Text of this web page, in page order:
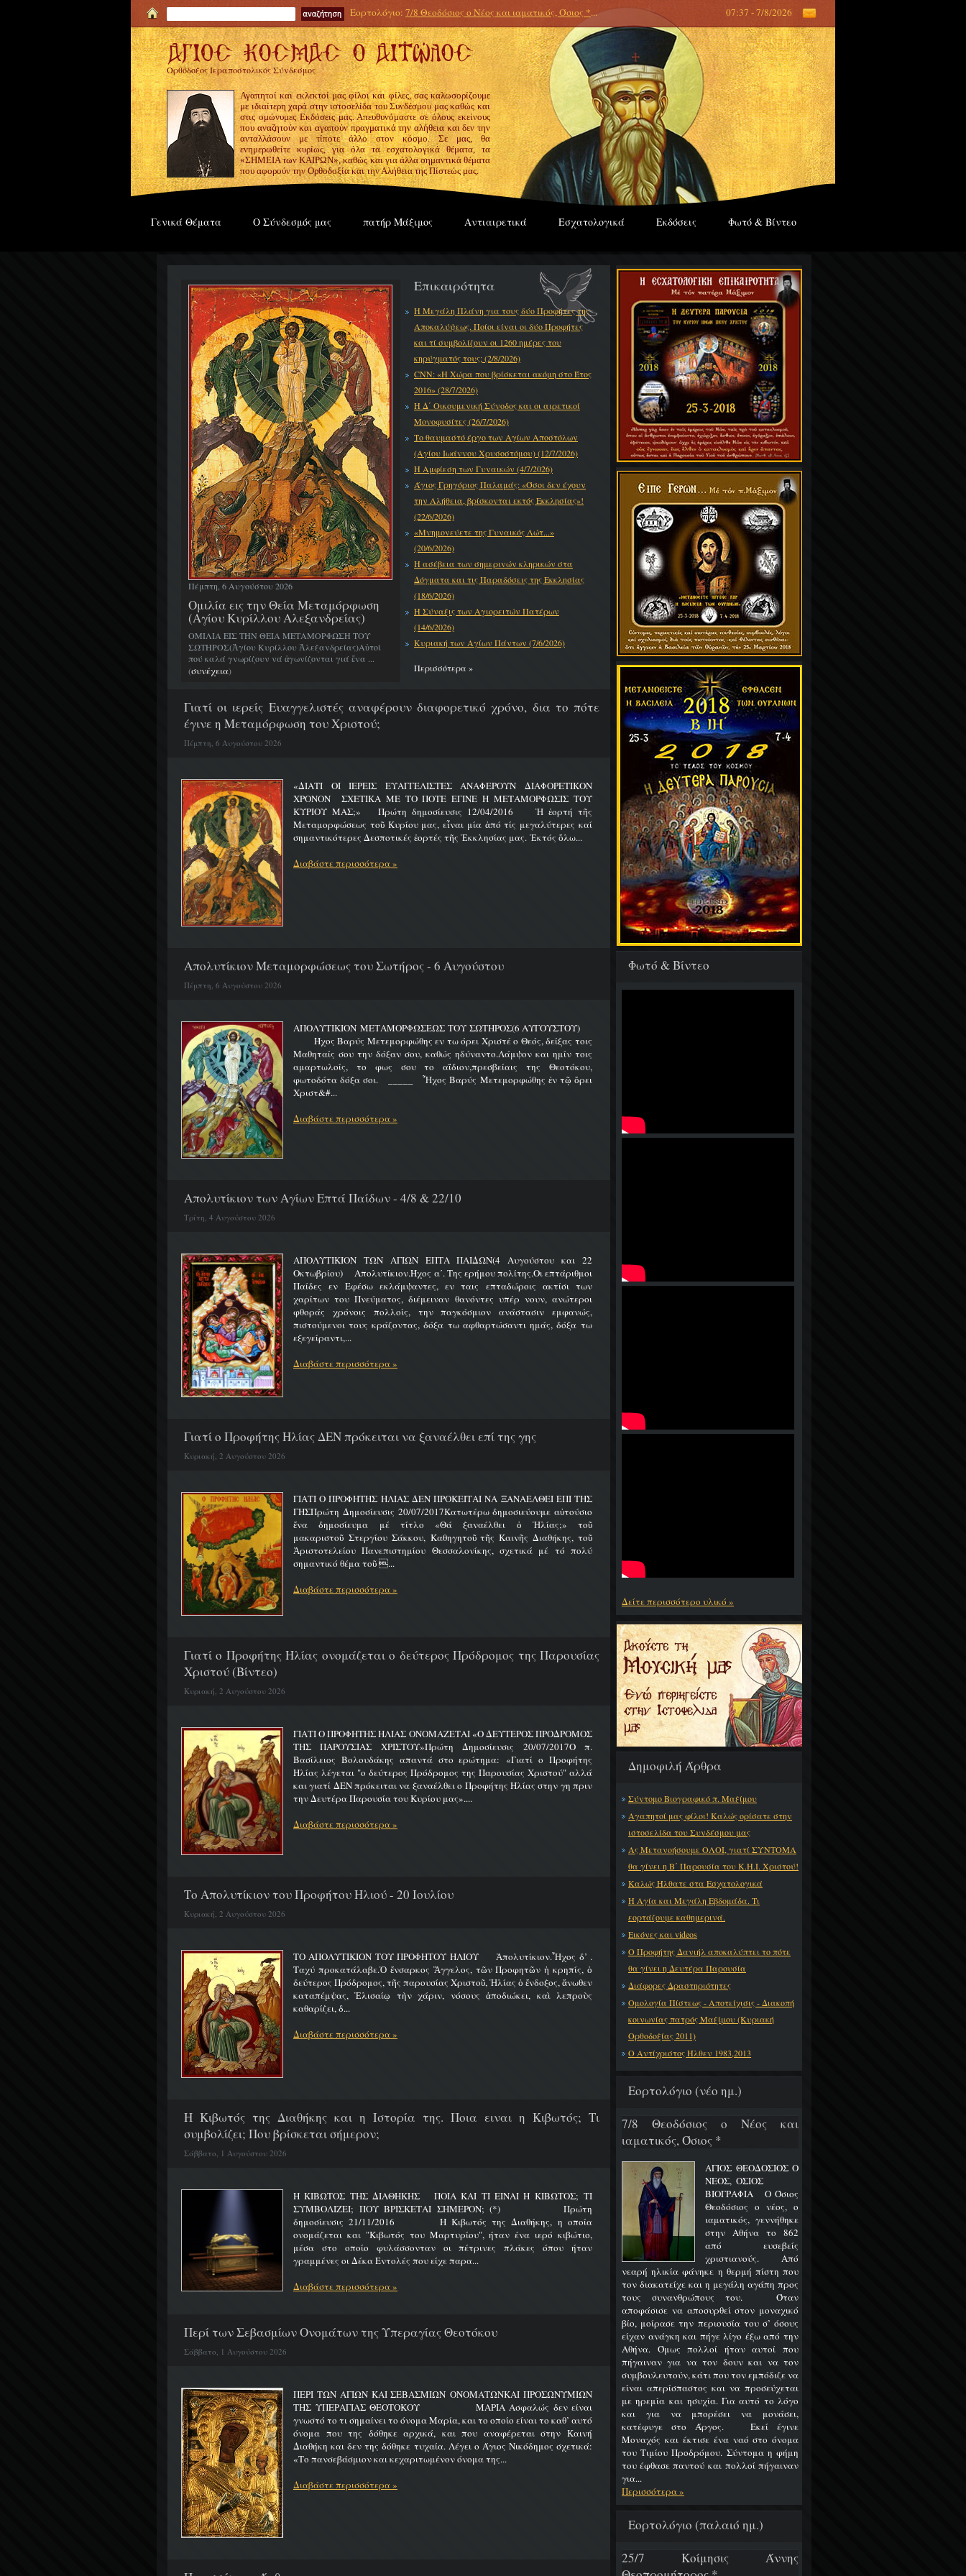
Εορτολόγιο: 7/8 Θεοδόσιος ο Νέος και ιαματικός, Όσιος *... 07:37 - 7/8/2026
Ορθόδοξος Ιεραποστολικός Σύνδεσμος
Αγαπητοί και εκλεκτοί μας φίλοι και φίλες, σας καλωσορίζουμε
με ιδιαίτερη χαρά στην ιστοσελίδα του Συνδέσμου μας καθώς και
στις ομώνυμες Εκδόσεις μας. Απευθυνόμαστε σε όλους εκείνους
που αναζητούν και αγαπούν πραγματικά την αλήθεια και δεν την
ανταλλάσουν με τίποτε άλλο στον κόσμο. Σε μας, θα
ενημερωθείτε κυρίως, για όλα τα εσχατολογικά θέματα, τα
«ΣΗΜΕΙΑ των ΚΑΙΡΩΝ», καθώς και για άλλα σημαντικά θέματα
που αφορούν την Ορθοδοξία και την Αλήθεια της Πίστεώς μας.
Γενικά Θέματα Ο Σύνδεσμός μας πατήρ Μάξιμος Αντιαιρετικά Εσχατολογικά Εκδόσεις Φωτό & Βίντεο
Φωτό & Βίντεο
Δείτε περισσότερο υλικό »
Δημοφιλή Άρθρα
Σύντομο Βιογραφικό π. Μαξίμου
Αγαπητοί μας φίλοι! Καλώς ορίσατε στην
ιστοσελίδα του Συνδέσμου μας
Ας Μετανοήσουμε ΟΛΟΙ, γιατί ΣΥΝΤΟΜΑ
θα γίνει η Β΄ Παρουσία του Κ.Η.Ι. Χριστού!
Καλώς Ήλθατε στα Εσχατολογικά
Η Αγία και Μεγάλη Εβδομάδα. Τι
εορτάζουμε καθημερινά.
Εικόνες και videos
Ο Προφήτης Δανιήλ αποκαλύπτει το πότε
θα γίνει η Δευτέρα Παρουσία
Διάφορες Δραστηριότητες
Ομολογία Πίστεως - Αποτείχισις - Διακοπή
κοινωνίας πατρός Μαξίμου (Κυριακή
Ορθοδοξίας 2011)
Ο Αντίχριστος Ήλθεν 1983,2013
Εορτολόγιο (νέο ημ.)
7/8 Θεοδόσιος ο Νέος και
ιαματικός, Όσιος *
ΑΓΙΟΣ ΘΕΟΔΟΣΙΟΣ Ο
ΝΕΟΣ, ΟΣΙΟΣ
ΒΙΟΓΡΑΦΙΑ Ο Όσιος
Θεοδόσιος ο νέος, ο
ιαματικός, γεννήθηκε
στην Αθήνα το 862
από ευσεβείς
χριστιανούς. Από
νεαρή ηλικία φάνηκε η θερμή πίστη που
τον διακατείχε και η μεγάλη αγάπη προς
τους συνανθρώπους του. Όταν
αποφάσισε να αποσυρθεί στον μοναχικό
βίο, μοίρασε την περιουσία του σ’ όσους
είχαν ανάγκη και πήγε λίγο έξω από την
Αθήνα. Όμως πολλοί ήταν αυτοί που
πήγαιναν για να τον δουν και να τον
συμβουλευτούν, κάτι που τον εμπόδιζε να
είναι απερίσπαστος και να προσεύχεται
με ηρεμία και ησυχία. Για αυτό το λόγο
και για να μπορέσει να μονάσει,
κατέφυγε στο Άργος. Εκεί έγινε
Μοναχός και έκτισε ένα ναό στο όνομα
του Τιμίου Προδρόμου. Σύντομα η φήμη
του έφθασε παντού και πολλοί πήγαιναν
για...
Περισσότερα »
Εορτολόγιο (παλαιό ημ.)
25/7 Κοίμησις Άννης
Πέμπτη, 6 Αυγούστου 2026
Ομιλία εις την Θεία Μεταμόρφωση
(Αγίου Κυρίλλου Αλεξανδρείας)
ΟΜΙΛΙΑ ΕΙΣ ΤΗΝ ΘΕΙΑ ΜΕΤΑΜΟΡΦΩΣΗ ΤΟΥ
ΣΩΤΗΡΟΣ(Ἁγίου Κυρίλλου Ἀλεξανδρείας)Αὐτοί
πού καλά γνωρίζουν νά ἀγωνίζονται γιά ἕνα ...
(συνέχεια)
Επικαιρότητα
Η Μεγάλη Πλάνη για τους δύο Προφήτες της
Αποκαλύψεως. Ποίοι είναι οι δύο Προφήτες
και τί συμβολίζουν οι 1260 ημέρες του
κηρύγματός τους; (2/8/2026)
CNN: «Η Χώρα που βρίσκεται ακόμη στο Έτος
2016» (28/7/2026)
Η Δ΄ Οικουμενική Σύνοδος και οι αιρετικοί
Μονοφυσίτες (26/7/2026)
Το θαυμαστό έργο των Αγίων Αποστόλων
(Αγίου Ιωάννου Χρυσοστόμου) (12/7/2026)
Η Αμφίεση των Γυναικών (4/7/2026)
Άγιος Γρηγόριος Παλαμάς: «Όσοι δεν έχουν
την Αλήθεια, βρίσκονται εκτός Εκκλησίας»!
(22/6/2026)
«Μνημονεύετε της Γυναικός Λώτ...»
(20/6/2026)
Η ασέβεια των σημερινών κληρικών στα
Δόγματα και τις Παραδόσεις της Εκκλησίας
(18/6/2026)
Η Σύναξις των Αγιορειτών Πατέρων
(14/6/2026)
Κυριακή των Αγίων Πάντων (7/6/2026)
Περισσότερα »
Γιατί οι ιερείς Ευαγγελιστές αναφέρουν διαφορετικό χρόνο, δια το πότε
έγινε η Μεταμόρφωση του Χριστού;
Πέμπτη, 6 Αυγούστου 2026
«ΔΙΑΤΙ ΟΙ ΙΕΡΕΙΣ ΕΥΑΓΓΕΛΙΣΤΕΣ ΑΝΑΦΕΡΟΥΝ ΔΙΑΦΟΡΕΤΙΚΟΝ
ΧΡΟΝΟΝ ΣΧΕΤΙΚΑ ΜΕ ΤΟ ΠΟΤΕ ΕΓΙΝΕ Η ΜΕΤΑΜΟΡΦΩΣΙΣ ΤΟΥ
ΚΥΡΙΟΥ ΜΑΣ;» Πρώτη δημοσίευσις 12/04/2016 Ἡ ἑορτή τῆς
Μεταμορφώσεως τοῦ Κυρίου μας, εἶναι μία ἀπό τίς μεγαλύτερες καί
σημαντικότερες Δεσποτικές ἑορτές τῆς Ἐκκλησίας μας. Ἐκτός ὅλω...
Διαβάστε περισσότερα »
Απολυτίκιον Μεταμορφώσεως του Σωτήρος - 6 Αυγούστου
Πέμπτη, 6 Αυγούστου 2026
ΑΠΟΛΥΤΙΚΙΟΝ ΜΕΤΑΜΟΡΦΩΣΕΩΣ ΤΟΥ ΣΩΤΗΡΟΣ(6 ΑΥΓΟΥΣΤΟΥ)
Ήχος Βαρύς Μετεμορφώθης εν τω όρει Χριστέ ο Θεός, δείξας τοις
Μαθηταίς σου την δόξαν σου, καθώς ηδύναντο.Λάμψον και ημίν τοις
αμαρτωλοίς, το φως σου το αΐδιον,πρεσβείαις της Θεοτόκου,
φωτοδότα δόξα σοι. _____ Ἦχος Βαρύς Μετεμορφώθης ἐν τῷ ὄρει
Χριστ&#...
Διαβάστε περισσότερα »
Απολυτίκιον των Αγίων Επτά Παίδων - 4/8 & 22/10
Τρίτη, 4 Αυγούστου 2026
ΑΠΟΛΥΤΙΚΙΟΝ ΤΩΝ ΑΓΙΩΝ ΕΠΤΑ ΠΑΙΔΩΝ(4 Αυγούστου και 22
Οκτωβρίου) Απολυτίκιον.Ήχος α΄. Της ερήμου πολίτης.Οι επτάριθμοι
Παίδες εν Εφέσω εκλάμψαντες, εν ταις επταδώροις ακτίσι των
χαρίτων του Πνεύματος, διέμειναν θανόντες υπέρ νουν, ανώτεροι
φθοράς χρόνοις πολλοίς, την παγκόσμιον ανάστασιν εμφανώς,
πιστούμενοι τους κράζοντας, δόξα τω αφθαρτώσαντι ημάς, δόξα τω
εξεγείραντι,...
Διαβάστε περισσότερα »
Γιατί ο Προφήτης Ηλίας ΔΕΝ πρόκειται να ξαναέλθει επί της γης
Κυριακή, 2 Αυγούστου 2026
ΓΙΑΤΙ Ο ΠΡΟΦΗΤΗΣ ΗΛΙΑΣ ΔΕΝ ΠΡΟΚΕΙΤΑΙ ΝΑ ΞΑΝΑΕΛΘΕΙ ΕΠΙ ΤΗΣ
ΓΗΣΠρώτη Δημοσίευσις 20/07/2017Κατωτέρω δημοσιεύουμε αὐτούσιο
ἕνα δημοσίευμα μέ τίτλο «Θά ξαναέλθει ὁ Ἠλίας;» τοῦ
μακαριστοῦ Στεργίου Σάκκου, Καθηγητοῦ τῆς Καινῆς Διαθήκης, τοῦ
Ἀριστοτελείου Πανεπιστημίου Θεσσαλονίκης, σχετικά μέ τό πολύ
σημαντικό θέμα τοῦ ...
Διαβάστε περισσότερα »
Γιατί ο Προφήτης Ηλίας ονομάζεται ο δεύτερος Πρόδρομος της Παρουσίας
Χριστού (Βίντεο)
Κυριακή, 2 Αυγούστου 2026
ΓΙΑΤΙ Ο ΠΡΟΦΗΤΗΣ ΗΛΙΑΣ ΟΝΟΜΑΖΕΤΑΙ «Ο ΔΕΥΤΕΡΟΣ ΠΡΟΔΡΟΜΟΣ
ΤΗΣ ΠΑΡΟΥΣΙΑΣ ΧΡΙΣΤΟΥ»Πρώτη Δημοσίευσις 20/07/2017Ο π.
Βασίλειος Βολουδάκης απαντά στο ερώτημα: «Γιατί ο Προφήτης
Ηλίας λέγεται "ο δεύτερος Πρόδρομος της Παρουσίας Χριστού" αλλά
και γιατί ΔΕΝ πρόκειται να ξαναέλθει ο Προφήτης Ηλίας στην γη πριν
την Δευτέρα Παρουσία του Κυρίου μας»....
Διαβάστε περισσότερα »
Το Απολυτίκιον του Προφήτου Ηλιού - 20 Ιουλίου
Κυριακή, 2 Αυγούστου 2026
ΤΟ ΑΠΟΛΥΤΙΚΙΟΝ ΤΟΥ ΠΡΟΦΗΤΟΥ ΗΛΙΟΥ Ἀπολυτίκιον.Ἦχος δ’ .
Ταχύ προκατάλαβε.Ὁ ἔνσαρκος Ἄγγελος, τῶν Προφητῶν ἡ κρηπίς, ὁ
δεύτερος Πρόδρομος, τῆς παρουσίας Χριστοῦ, Ἠλίας ὁ ἔνδοξος, ἄνωθεν
καταπέμψας, Ἐλισαίῳ τὴν χάριν, νόσους ἀποδιώκει, καὶ λεπροὺς
καθαρίζει, δ...
Διαβάστε περισσότερα »
H Κιβωτός της Διαθήκης και η Ιστορία της. Ποια ειναι η Κιβωτός; Τι
συμβολίζει; Που βρίσκεται σήμερον;
Σάββατο, 1 Αυγούστου 2026
Η ΚΙΒΩΤΟΣ ΤΗΣ ΔΙΑΘΗΚΗΣ ΠΟΙΑ ΚΑΙ ΤΙ ΕΙΝΑΙ Η ΚΙΒΩΤΟΣ; ΤΙ
ΣΥΜΒΟΛΙΖΕΙ; ΠΟΥ ΒΡΙΣΚΕΤΑΙ ΣΗΜΕΡΟΝ; (*) Πρώτη
δημοσίευσις 21/11/2016 Η Κιβωτός της Διαθήκης, η οποία
ονομάζεται και "Κιβωτός του Μαρτυρίου", ήταν ένα ιερό κιβώτιο,
μέσα στο οποίο φυλάσσονταν οι πέτρινες πλάκες όπου ήταν
γραμμένες οι Δέκα Εντολές που είχε παρα...
Διαβάστε περισσότερα »
Περί των Σεβασμίων Ονομάτων της Υπεραγίας Θεοτόκου
Σάββατο, 1 Αυγούστου 2026
ΠΕΡΙ ΤΩΝ ΑΓΙΩΝ ΚΑΙ ΣΕΒΑΣΜΙΩΝ ΟΝΟΜΑΤΩΝΚΑΙ ΠΡΟΣΩΝΥΜΙΩΝ
ΤΗΣ ΥΠΕΡΑΓΙΑΣ ΘΕΟΤΟΚΟΥ ΜΑΡΙΑ Ασφαλώς δεν είναι
γνωστό το τι σημαίνει το όνομα Μαρία, και το οποίο είναι το καθ’ αυτό
όνομα που της δόθηκε αρχικά, και που αναφέρεται στην Καινή
Διαθήκη και δεν της δόθηκε τυχαία. Λέγει ο Άγιος Νικόδημος σχετικά:
«Το πανσεβάσμιον και κεχαριτωμένον όνομα της...
Διαβάστε περισσότερα »